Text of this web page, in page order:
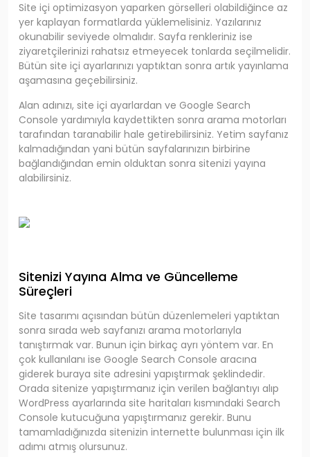
Site içi optimizasyon yaparken görselleri olabildiğince az
yer kaplayan formatlarda yüklemelisiniz. Yazılarınız
okunabilir seviyede olmalıdır. Sayfa renkleriniz ise
ziyaretçilerinizi rahatsız etmeyecek tonlarda seçilmelidir.
Bütün site içi ayarlarınızı yaptıktan sonra artık yayınlama
aşamasına geçebilirsiniz.
Alan adınızı, site içi ayarlardan ve Google Search
Console yardımıyla kaydettikten sonra arama motorları
tarafından taranabilir hale getirebilirsiniz. Yetim sayfanız
kalmadığından yani bütün sayfalarınızın birbirine
bağlandığından emin olduktan sonra sitenizi yayına
alabilirsiniz.
Sitenizi Yayına Alma ve Güncelleme
Süreçleri
Site tasarımı açısından bütün düzenlemeleri yaptıktan
sonra sırada web sayfanızı arama motorlarıyla
tanıştırmak var. Bunun için birkaç ayrı yöntem var. En
çok kullanılanı ise Google Search Console aracına
giderek buraya site adresini yapıştırmak şeklindedir.
Orada sitenize yapıştırmanız için verilen bağlantıyı alıp
WordPress ayarlarında site haritaları kısmındaki Search
Console kutucuğuna yapıştırmanız gerekir. Bunu
tamamladığınızda sitenizin internette bulunması için ilk
adımı atmış olursunuz.